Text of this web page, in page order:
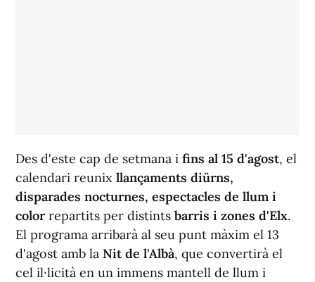
Des d'este cap de setmana i fins al 15 d'agost, el
calendari reunix llançaments diürns,
disparades nocturnes, espectacles de llum i
colorrepartits per distints barris i zones d'Elx.
El programa arribarà al seu punt màxim el 13
d'agost amb la Nit de l'Albà, que convertirà el
cel il·licità en un immens mantell de llum i